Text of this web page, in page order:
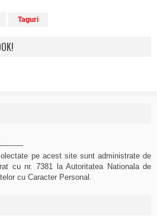
Taguri
pe acest site sunt administrate de
cu nr. 7381 la Autoritatea Nationala de
cu Caracter Personal.